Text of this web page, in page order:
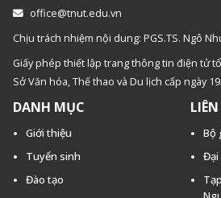
office@tnut.edu.vn
Chịu trách nhiệm nội dung: PGS.TS. Ngô
Giấy phép thiết lập trang thông tin điện tử
Sở Văn hóa, Thế thao và Du lịch cấp ngày
DANH MỤC
Giới thiệu
Tuyển sinh
Đào tạo
Bộ
Đại